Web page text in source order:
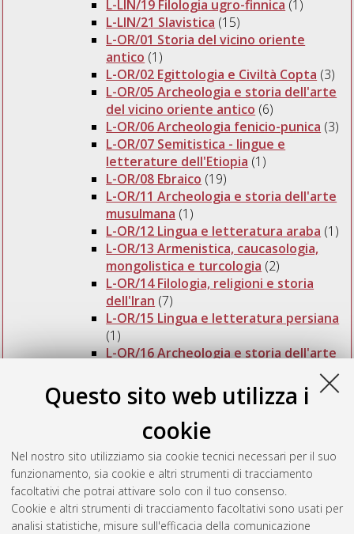
Questo sito web utilizza i
cookie
Nel nostro sito utilizziamo sia cookie tecnici necessari per il suo
funzionamento, sia cookie e altri strumenti di tracciamento
facoltativi che potrai attivare solo con il tuo consenso.
Cookie e altri strumenti di tracciamento facoltativi sono usati per
analisi statistiche, misure sull'efficacia della comunicazione
L-LIN/19 Filologia ugro-finnica (1)
L-LIN/21 Slavistica (15)
L-OR/01 Storia del vicino oriente
antico (1)
L-OR/02 Egittologia e Civiltà Copta (3)
L-OR/05 Archeologia e storia dell'arte
del vicino oriente antico (6)
L-OR/06 Archeologia fenicio-punica (3)
L-OR/07 Semitistica - lingue e
letterature dell'Etiopia (1)
L-OR/08 Ebraico (19)
L-OR/11 Archeologia e storia dell'arte
musulmana (1)
L-OR/12 Lingua e letteratura araba (1)
L-OR/13 Armenistica, caucasologia,
mongolistica e turcologia (2)
L-OR/14 Filologia, religioni e storia
dell'Iran (7)
L-OR/15 Lingua e letteratura persiana
(1)
L-OR/16 Archeologia e storia dell'arte
L-OR/17 Filosofie, religioni e storia
dell'India e dell'Asia centrale(3)
L-OR/20 Archeologia, storia dell'arte e
filosofie dell'Asia orientale
L-OR/21 Lingue e letterature della
Cina e dell'Asia sud-orientale(7)
L-OR/22 Lingue e letterature del
Giappone e della Corea(3)